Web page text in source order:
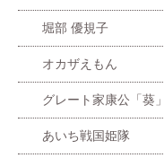
堀部 優規子
オカザえもん
グレート家康公「
あいち戦国姫隊